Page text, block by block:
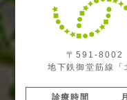
〒591-8002
地下鉄御堂筋線
診療時間 月